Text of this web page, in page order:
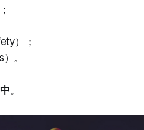
）；
。
。